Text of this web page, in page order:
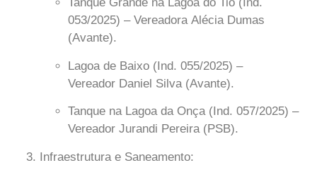
Tanque Grande na Lagoa do Tió (Ind.
053/2025) – Vereadora Alécia Dumas
(Avante).
Lagoa de Baixo (Ind. 055/2025) –
Vereador Daniel Silva (Avante).
Tanque na Lagoa da Onça (Ind. 057/2025) –
Vereador Jurandi Pereira (PSB).
Infraestrutura e Saneamento: